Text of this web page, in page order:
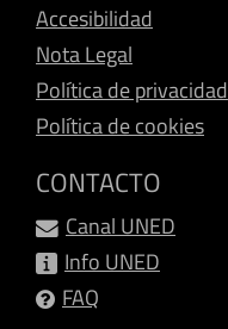
Accesibilidad
Nota Legal
Política de privacidad
Política de cookies
CONTACTO
Canal UNED
Info UNED
FAQ